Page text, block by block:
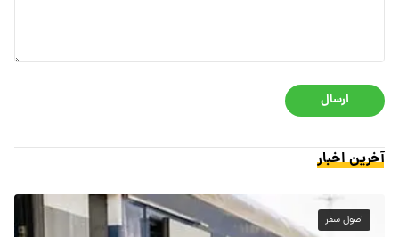
ارسال
آخرین اخبار
اصول سفر